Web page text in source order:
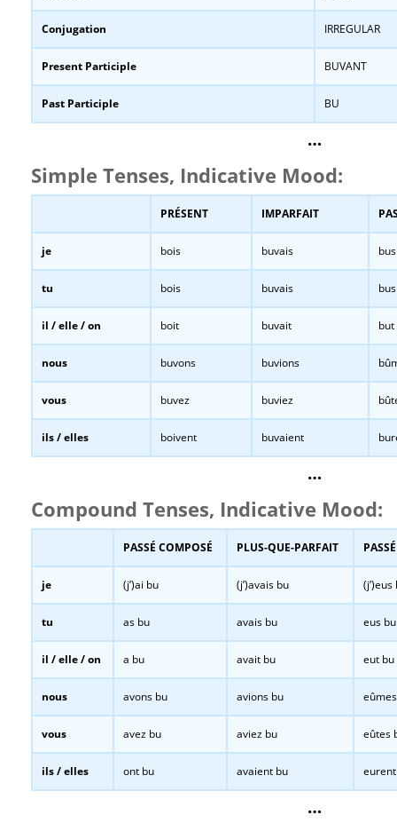
Conjugation IRREGULAR
Present Participle BUVANT
Past Participle BU
…
Simple Tenses, Indicative Mood:
PRÉSENT IMPARFAIT
je bois buvais bus
tu bois buvais bus
il / elle / on boit buvait but
nous buvons buvions
vous buvez buviez
ils / elles boivent buvaient
…
Compound Tenses, Indicative Mood:
PASSÉ COMPOSÉ PLUS-QUE-PARFAIT
je (j’)ai bu (j’)avais bu (j’)eus
tu as bu avais bu eus bu
il / elle / on a bu avait bu eut bu
nous avons bu avions bu
vous avez bu aviez bu eûtes
ils / elles ont bu avaient bu
…